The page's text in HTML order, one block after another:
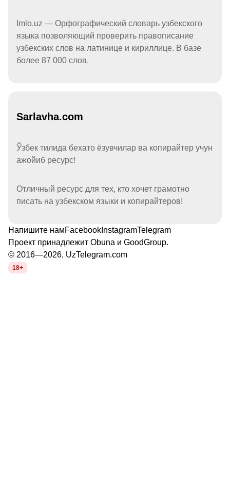
Imlo.uz — Орфографический словарь узбекского
языка позволяющий проверить правописание
узбекских слов на латинице и кириллице. В базе
более 87 000 слов.
Sarlavha.com
Ўзбек тилида бехато ёзувчилар ва копирайтер учун
ажойиб ресурс!
Отличный ресурс для тех, кто хочет грамотно
писать на узбекском языки и копирайтеров!
Напишите намFacebook InstagramTelegram
Проект принадлежит Obuna и GoodGroup.
© 2016—2026, UzTelegram.com
18+